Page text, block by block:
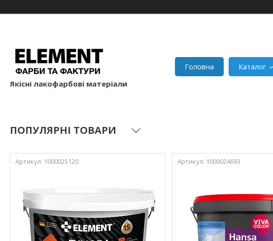
Якісні лакофарбові матеріали
Головна Каталог
ПОПУЛЯРНІ ТОВАРИ
1000025120 1000024693